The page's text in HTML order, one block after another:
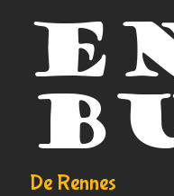
De Rennes